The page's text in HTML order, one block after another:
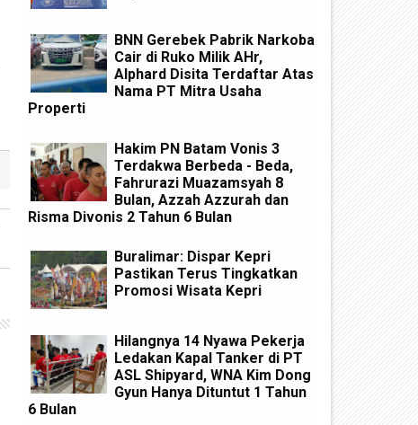
BNN Gerebek Pabrik Narkoba
Cair di Ruko Milik AHr,
Alphard Disita Terdaftar Atas
Nama PT Mitra Usaha
Properti
Hakim PN Batam Vonis 3
Terdakwa Berbeda - Beda,
Fahrurazi Muazamsyah 8
Bulan, Azzah Azzurah dan
Risma Divonis 2 Tahun 6 Bulan
Buralimar: Dispar Kepri
Pastikan Terus Tingkatkan
Promosi Wisata Kepri
Hilangnya 14 Nyawa Pekerja
Ledakan Kapal Tanker di PT
ASL Shipyard, WNA Kim Dong
Gyun Hanya Dituntut 1 Tahun
6 Bulan